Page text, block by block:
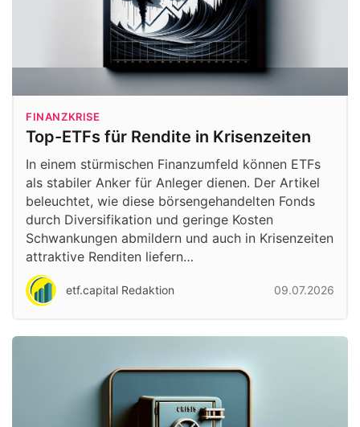
FINANZKRISE
Top-ETFs für Rendite in Krisenzeiten
In einem stürmischen Finanzumfeld können ETFs
als stabiler Anker für Anleger dienen. Der Artikel
beleuchtet, wie diese börsengehandelten Fonds
durch Diversifikation und geringe Kosten
Schwankungen abmildern und auch in Krisenzeiten
attraktive Renditen liefern…
etf.capital Redaktion 09.07.2026